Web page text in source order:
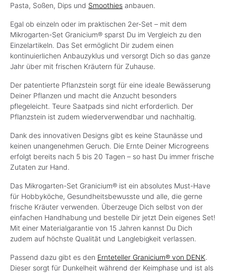
Pasta, Soßen, Dips und Smoothies anbauen.
Egal ob einzeln oder im praktischen 2er-Set – mit dem
Mikrogarten-Set Granicium® sparst Du im Vergleich zu den
Einzelartikeln. Das Set ermöglicht Dir zudem einen
kontinuierlichen Anbauzyklus und versorgt Dich so das ganze
Jahr über mit frischen Kräutern für Zuhause.
Der patentierte Pflanzstein sorgt für eine ideale Bewässerung
Deiner Pflanzen und macht die Anzucht besonders
pflegeleicht. Teure Saatpads sind nicht erforderlich. Der
Pflanzstein ist zudem wiederverwendbar und nachhaltig.
Dank des innovativen Designs gibt es keine Staunässe und
keinen unangenehmen Geruch. Die Ernte Deiner Microgreens
erfolgt bereits nach 5 bis 20 Tagen – so hast Du immer frische
Zutaten zur Hand.
Das Mikrogarten-Set Granicium® ist ein absolutes Must-Have
für Hobbyköche, Gesundheitsbewusste und alle, die gerne
frische Kräuter verwenden. Überzeuge Dich selbst von der
einfachen Handhabung und bestelle Dir jetzt Dein eigenes Set!
Mit einer Materialgarantie von 15 Jahren kannst Du Dich
zudem auf höchste Qualität und Langlebigkeit verlassen.
Passend dazu gibt es den Ernteteller Granicium® von DENK.
Dieser sorgt für Dunkelheit während der Keimphase und ist als